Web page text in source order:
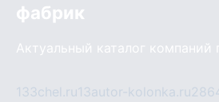
фабрик
Актуальный каталог компаний
133chel.ru13autor-kolonka.ru